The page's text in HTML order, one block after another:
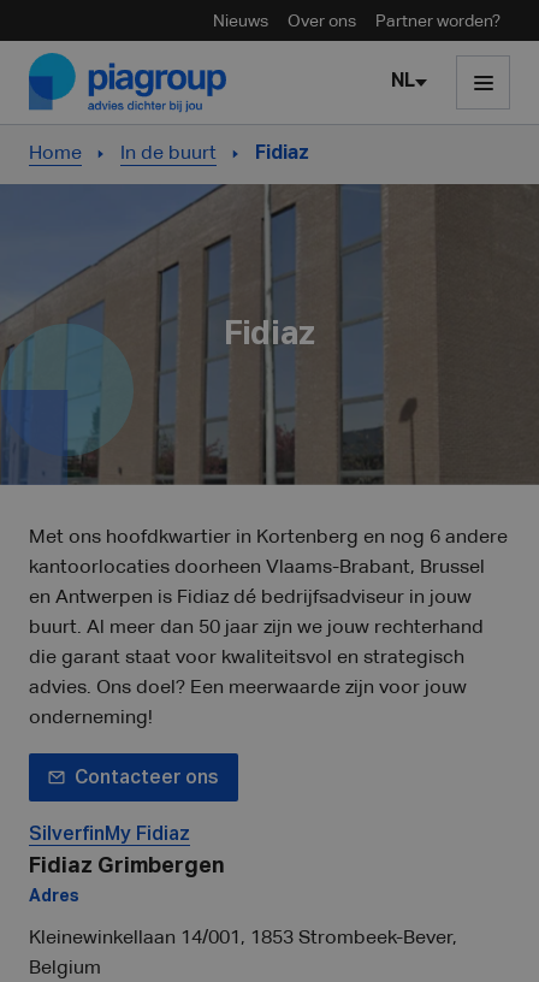
Nieuws Over ons Partner worden?
Skip to content
NL
Home In de buurt Fidiaz
Fidiaz
Met ons hoofdkwartier in Kortenberg en nog 6 andere
kantoorlocaties doorheen Vlaams-Brabant, Brussel
en Antwerpen is Fidiaz dé bedrijfsadviseur in jouw
buurt. Al meer dan 50 jaar zijn we jouw rechterhand
die garant staat voor kwaliteitsvol en strategisch
advies. Ons doel? Een meerwaarde zijn voor jouw
onderneming!
Contacteer ons
Silverfin My Fidiaz
Fidiaz Grimbergen
Adres
Kleinewinkellaan 14/001, 1853 Strombeek-Bever,
Belgium